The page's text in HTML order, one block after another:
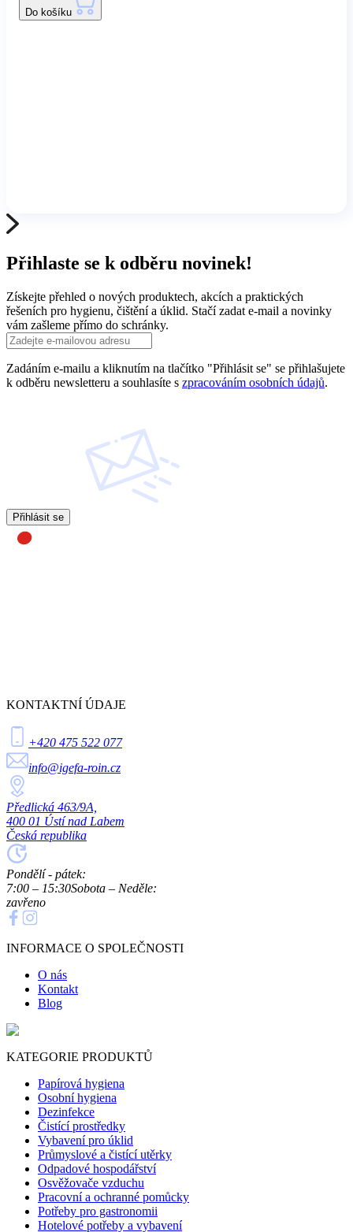
Do košíku
Přihlaste se k odběru novinek!
Získejte přehled o nových produktech, akcích a praktických
řešeních pro hygienu, čištění a úklid. Stačí zadat e-mail a novinky
vám zašleme přímo do schránky.
Zadáním e-mailu a kliknutím na tlačítko "Přihlásit se" se přihlašujete
k odběru newsletteru a souhlasíte s zpracováním osobních údajů.
Přihlásit se
KONTAKTNÍ ÚDAJE
+420 475 522 077
info@igefa-roin.cz
Předlická 463/9A,
400 01 Ústí nad Labem
Česká republika
Pondělí - pátek:
7:00 – 15:30Sobota – Neděle:
zavřeno
INFORMACE O SPOLEČNOSTI
O nás
Kontakt
Blog
KATEGORIE PRODUKTŮ
Papírová hygiena
Osobní hygiena
Dezinfekce
Čistící prostředky
Vybavení pro úklid
Průmyslové a čistící utěrky
Odpadové hospodářství
Osvěžovače vzduchu
Pracovní a ochranné pomůcky
Potřeby pro gastronomii
Hotelové potřeby a vybavení